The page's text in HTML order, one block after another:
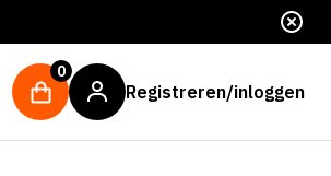
0
Registreren/inloggen